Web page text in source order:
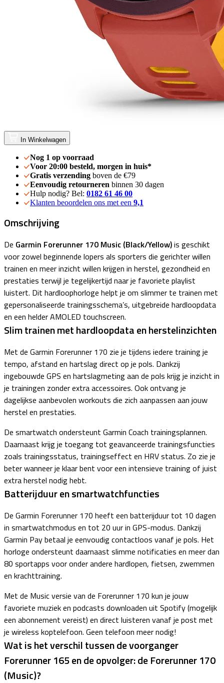
In Winkelwagen
Nog 1 op voorraad
Voor 20:00 besteld, morgen in huis*
Gratis verzending boven de €79
Eenvoudig retourneren binnen 30 dagen
Hulp nodig? Bel: 0182 61 46 00
Klanten beoordelen ons met een 9,1
Omschrijving
De Garmin Forerunner 170 Music (Black/Yellow)is geschikt
voor zowel beginnende lopers als sporters die gerichter willen
trainen en meer inzicht willen krijgen in herstel, gezondheid en
prestaties terwijl je tegelijkertijd naar je favoriete playlist
luistert. Dit hardloophorloge helpt je om slimmer te trainen met
gepersonaliseerde trainingsschema’s, uitgebreide hardloopdata
en een helder AMOLED touchscreen.
Slim trainen met hardloopdata en herstelinzichten
Met de Garmin Forerunner 170 zie je tijdens iedere training je
tempo, afstand en hartslag direct op je pols. Dankzij
ingebouwde GPS en hartslagmeting aan de pols krijg je inzicht in
je trainingen zonder extra accessoires. Ook ontvang je
dagelijkse aanbevolen workouts die zich aanpassen aan jouw
herstel en prestaties.
De smartwatch ondersteunt Garmin Coach trainingsplannen.
Daarnaast krijg je toegang tot geavanceerde trainingsfuncties
zoals trainingsstatus, trainingseffect en HRV status. Zo zie je
beter wanneer je klaar bent voor een intensieve training of juist
extra herstel nodig hebt.
Batterijduur en smartwatchfuncties
De Garmin Forerunner 170 heeft een batterijduur tot 10 dagen
in smartwatchmodus en tot 20 uur in GPS-modus. Dankzij
Garmin Pay betaal je eenvoudig contactloos vanaf je pols. Het
horloge ondersteunt daarnaast slimme notificaties en meer dan
80 sportapps voor onder andere hardlopen, fietsen, zwemmen
en krachttraining.
Met de Music versie van de Forerunner 170 kun je jouw
favoriete muziek en podcasts downloaden uit Spotify (mogelijk
een abonnement vereist) en direct luisteren vanaf je post met
je wireless koptelefoon. Geen telefoon meer nodig!
Wat is het verschil tussen de voorganger
Forerunner 165 en de opvolger: de Forerunner 170
(Music)?